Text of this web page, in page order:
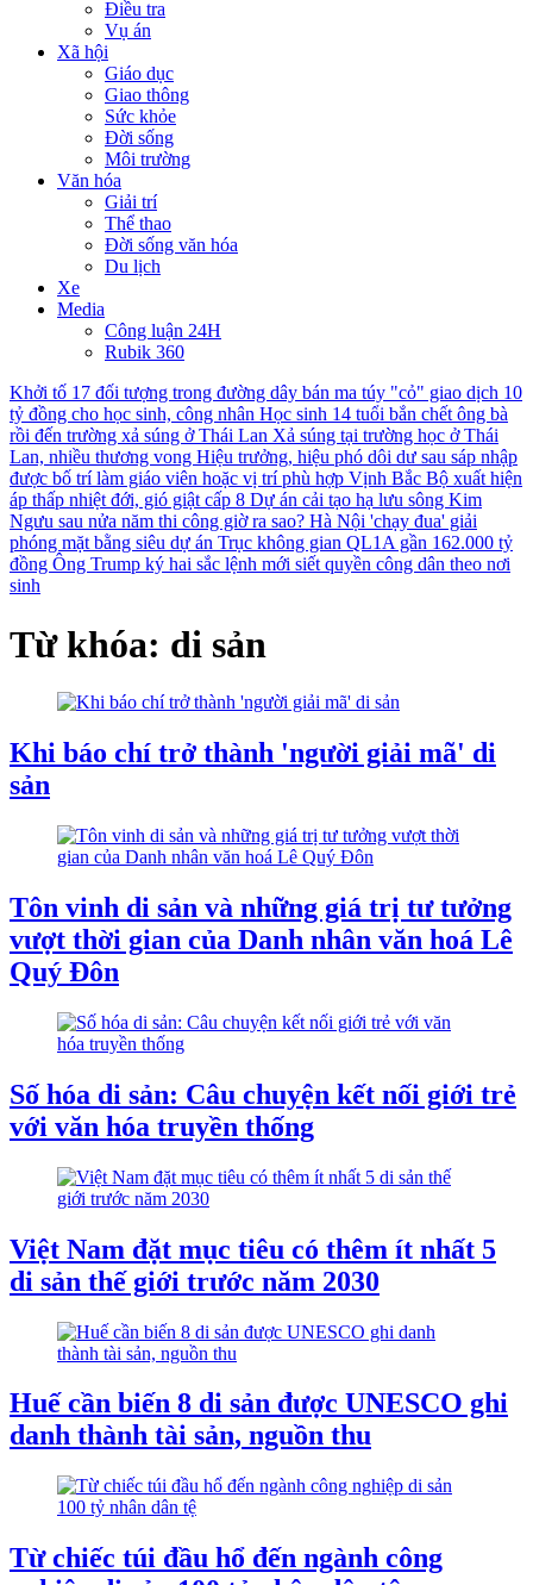
Điều tra
Vụ án
Xã hội
Giáo dục
Giao thông
Sức khỏe
Đời sống
Môi trường
Văn hóa
Giải trí
Thể thao
Đời sống văn hóa
Du lịch
Xe
Media
Công luận 24H
Rubik 360
Khởi tố 17 đối tượng trong đường dây bán ma túy "cỏ" giao dịch 10
tỷ đồng cho học sinh, công nhân Học sinh 14 tuổi bắn chết ông bà
rồi đến trường xả súng ở Thái Lan Xả súng tại trường học ở Thái
Lan, nhiều thương vong Hiệu trưởng, hiệu phó dôi dư sau sáp nhập
được bố trí làm giáo viên hoặc vị trí phù hợp Vịnh Bắc Bộ xuất hiện
áp thấp nhiệt đới, gió giật cấp 8 Dự án cải tạo hạ lưu sông Kim
Ngưu sau nửa năm thi công giờ ra sao? Hà Nội 'chạy đua' giải
phóng mặt bằng siêu dự án Trục không gian QL1A gần 162.000 tỷ
đồng Ông Trump ký hai sắc lệnh mới siết quyền công dân theo nơi
sinh
Từ khóa: di sản
Khi báo chí trở thành 'người giải mã' di
sản
Tôn vinh di sản và những giá trị tư tưởng
vượt thời gian của Danh nhân văn hoá Lê
Quý Đôn
Số hóa di sản: Câu chuyện kết nối giới trẻ
với văn hóa truyền thống
Việt Nam đặt mục tiêu có thêm ít nhất 5
di sản thế giới trước năm 2030
Huế cần biến 8 di sản được UNESCO ghi
danh thành tài sản, nguồn thu
Từ chiếc túi đầu hổ đến ngành công